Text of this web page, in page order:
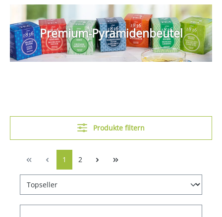
Premium-Pyramidenbeutel
Produkte filtern
1 2